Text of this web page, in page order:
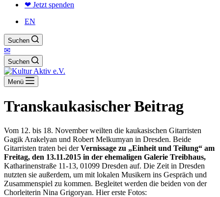
❤ Jetzt spenden
EN
Suchen
✉
Suchen
Menü
Transkaukasischer Beitrag
Vom 12. bis 18. November weilten die kaukasischen Gitarristen
Gagik Arakelyan und Robert Melkumyan in Dresden. Beide
Gitarristen traten bei derVernissage zu „Einheit und Teilung“ am
Freitag, den 13.11.2015 in der ehemaligen Galerie Treibhaus,
Katharinenstraße 11-13, 01099 Dresden auf. Die Zeit in Dresden
nutzten sie außerdem, um mit lokalen Musikern ins Gespräch und
Zusammenspiel zu kommen. Begleitet werden die beiden von der
Chorleiterin Nina Grigoryan. Hier erste Fotos: